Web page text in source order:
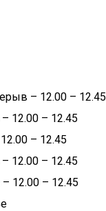
– 12.00 – 12.45
12.00 – 12.45
– 12.45
12.00 – 12.45
12.00 – 12.45